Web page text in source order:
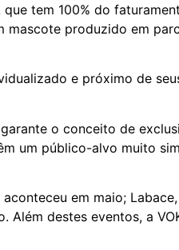
que tem 100% do
mascote produzido em
e próximo de
o conceito de
um público-alvo muito
em maio;
Além destes eventos, a